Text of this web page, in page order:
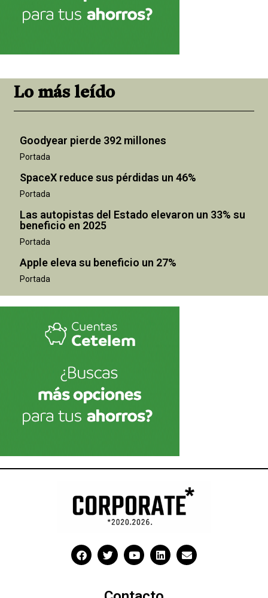
Lo más leído
Goodyear pierde 392 millones
Portada
SpaceX reduce sus pérdidas un 46%
Portada
Las autopistas del Estado elevaron un 33% su
beneficio en 2025
Portada
Apple eleva su beneficio un 27%
Portada